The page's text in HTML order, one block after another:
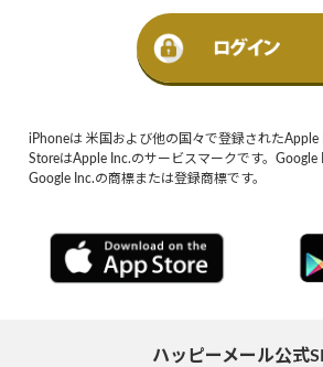
iPhoneは 米国および他の国々で登録されたApple
StoreはApple Inc.のサービスマークです。Google
Google Inc.の商標または登録商標です。
ハッピーメール公式